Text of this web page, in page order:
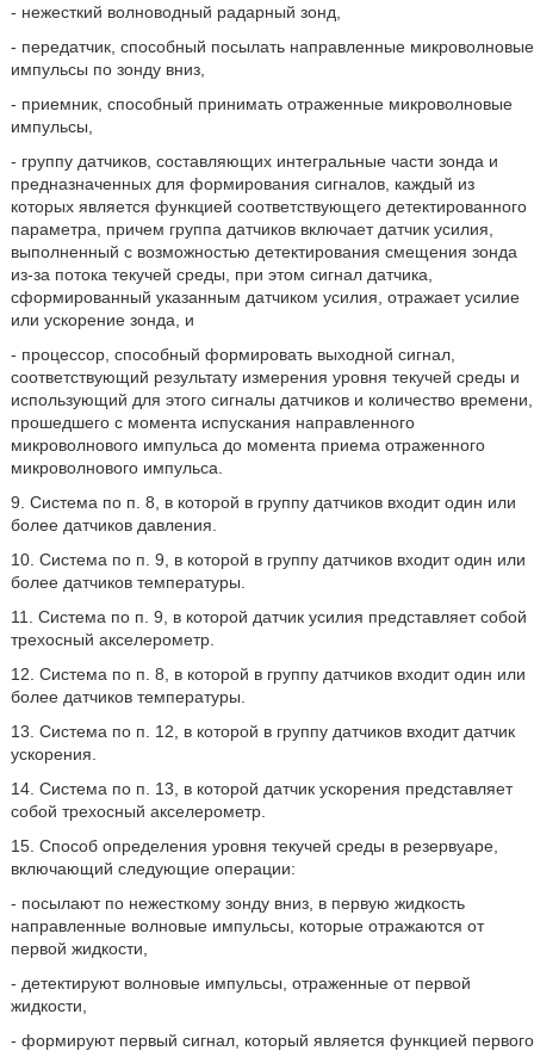
- нежесткий волноводный радарный зонд,
- передатчик, способный посылать направленные микроволновые
импульсы по зонду вниз,
- приемник, способный принимать отраженные микроволновые
импульсы,
- группу датчиков, составляющих интегральные части зонда и
предназначенных для формирования сигналов, каждый из
которых является функцией соответствующего детектированного
параметра, причем группа датчиков включает датчик усилия,
выполненный с возможностью детектирования смещения зонда
из-за потока текучей среды, при этом сигнал датчика,
сформированный указанным датчиком усилия, отражает усилие
или ускорение зонда, и
- процессор, способный формировать выходной сигнал,
соответствующий результату измерения уровня текучей среды и
использующий для этого сигналы датчиков и количество времени,
прошедшего с момента испускания направленного
микроволнового импульса до момента приема отраженного
микроволнового импульса.
9. Система по п. 8, в которой в группу датчиков входит один или
более датчиков давления.
10. Система по п. 9, в которой в группу датчиков входит один или
более датчиков температуры.
11. Система по п. 9, в которой датчик усилия представляет собой
трехосный акселерометр.
12. Система по п. 8, в которой в группу датчиков входит один или
более датчиков температуры.
13. Система по п. 12, в которой в группу датчиков входит датчик
ускорения.
14. Система по п. 13, в которой датчик ускорения представляет
собой трехосный акселерометр.
15. Способ определения уровня текучей среды в резервуаре,
включающий следующие операции:
- посылают по нежесткому зонду вниз, в первую жидкость
направленные волновые импульсы, которые отражаются от
первой жидкости,
- детектируют волновые импульсы, отраженные от первой
жидкости,
- формируют первый сигнал, который является функцией первого